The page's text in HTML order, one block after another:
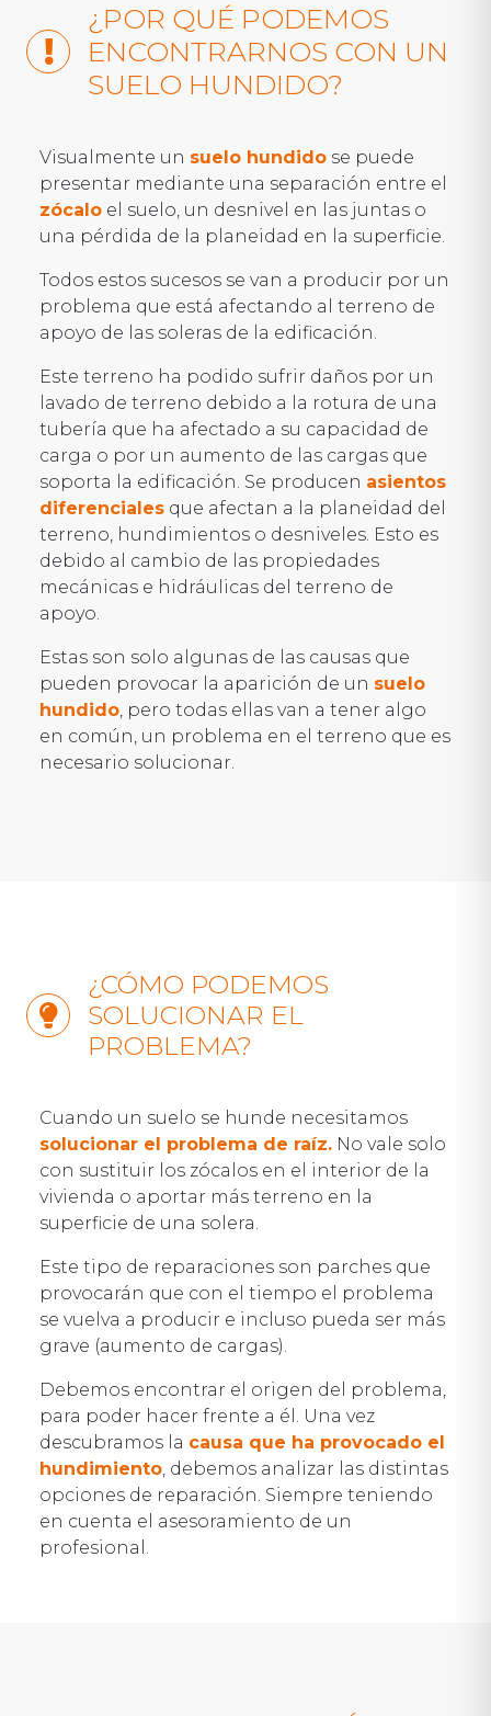
¿POR QUÉ PODEMOS
ENCONTRARNOS CON UN
SUELO HUNDIDO?
Visualmente un suelo hundido se puede
presentar mediante una separación entre el
zócalo el suelo, un desnivel en las juntas o
una pérdida de la planeidad en la superficie.
Todos estos sucesos se van a producir por un
problema que está afectando al terreno de
apoyo de las soleras de la edificación.
Este terreno ha podido sufrir daños por un
lavado de terreno debido a la rotura de una
tubería que ha afectado a su capacidad de
carga o por un aumento de las cargas que
soporta la edificación. Se producen asientos
diferenciales que afectan a la planeidad del
terreno, hundimientos o desniveles. Esto es
debido al cambio de las propiedades
mecánicas e hidráulicas del terreno de
apoyo.
Estas son solo algunas de las causas que
pueden provocar la aparición de un suelo
hundido , pero todas ellas van a tener algo
en común, un problema en el terreno que es
necesario solucionar.
¿CÓMO PODEMOS
SOLUCIONAR EL
PROBLEMA?
Cuando un suelo se hunde necesitamos
solucionar el problema de raíz. No vale solo
con sustituir los zócalos en el interior de la
vivienda o aportar más terreno en la
superficie de una solera.
Este tipo de reparaciones son parches que
provocarán que con el tiempo el problema
se vuelva a producir e incluso pueda ser más
grave (aumento de cargas).
Debemos encontrar el origen del problema,
para poder hacer frente a él. Una vez
descubramos la causa que ha provocado el
hundimiento , debemos analizar las distintas
opciones de reparación. Siempre teniendo
en cuenta el asesoramiento de un
profesional.